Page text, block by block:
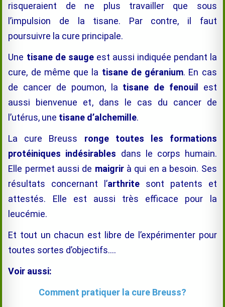
risqueraient de ne plus travailler que sous
l’impulsion de la tisane. Par contre, il faut
poursuivre la cure principale.
Une tisane de saugeest aussi indiquée pendant la
cure, de même que la tisane de géranium. En cas
de cancer de poumon, la tisane de fenouil est
aussi bienvenue et, dans le cas du cancer de
l’utérus, une tisane d’alchemille.
La cure Breuss ronge toutes les formations
protéiniques indésirables dans le corps humain.
Elle permet aussi de maigrir à qui en a besoin. Ses
résultats concernant l’arthrite sont patents et
attestés. Elle est aussi très efficace pour la
leucémie.
Et tout un chacun est libre de l’expérimenter pour
toutes sortes d’objectifs….
Voir aussi:
Comment pratiquer la cure Breuss?